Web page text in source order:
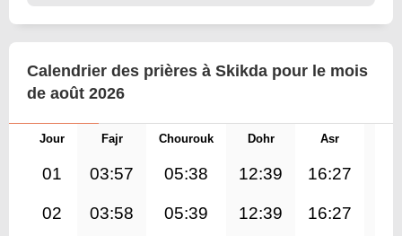
Calendrier des prières à Skikda pour le mois
de août 2026
Jour Fajr Chourouk Dohr Asr
01 03:57 05:38 12:39 16:27
02 03:58 05:39 12:39 16:27